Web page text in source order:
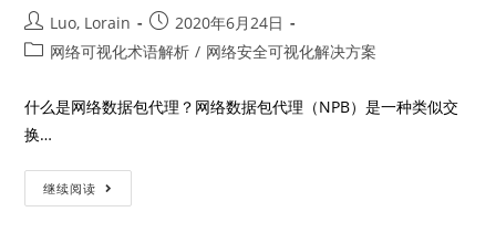
Luo, Lorain
2020年6月24日
网络可视化术语解析 / 网络安全可视化解决方案
什么是网络数据包代理？网络数据包代理（NPB）是一种类似交
换…
继续阅读